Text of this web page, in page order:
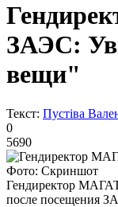
ЗАЭС:
вещи"
Текст: Пустіва
0
5690
Фото: Скриншот
Гендиректор
после посещения